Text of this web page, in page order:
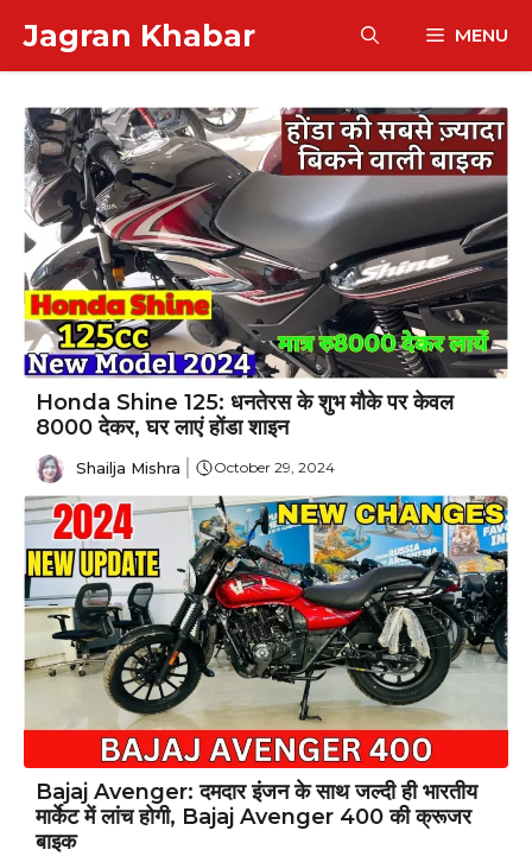
content
Jagran Khabar MENU
Honda Shine 125: धनतेरस के शुभ मौके पर केवल
₹8000 देकर, घर लाएं होंडा शाइन
Shailja Mishra October 29, 2024
Bajaj Avenger: दमदार इंजन के साथ जल्दी ही भारतीय
मार्केट में लांच होगी, Bajaj Avenger 400 की क्रूजर
बाइक